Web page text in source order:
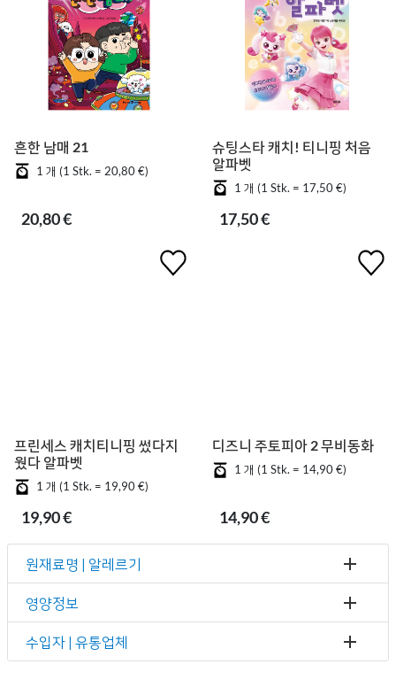
흔한 남매 21
1 개 (1 Stk. = 20,80 €)
20,80 €
슈팅스타 캐치! 티니핑 처음
알파벳
1 개 (1 Stk. = 17,50 €)
17,50 €
프린세스 캐치티니핑 썼다지
웠다 알파벳
1 개 (1 Stk. = 19,90 €)
19,90 €
디즈니 주토피아 2 무비동화
1 개 (1 Stk. = 14,90 €)
14,90 €
원재료명 | 알레르기
영양정보
수입자 | 유통업체